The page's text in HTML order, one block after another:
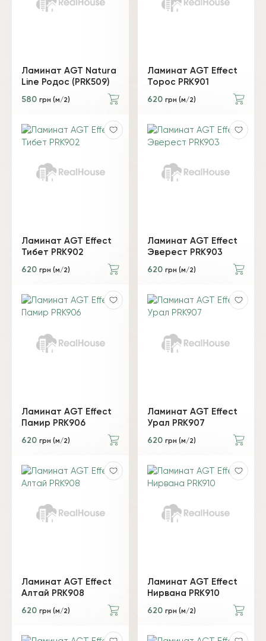
Ламинат AGT Natura
Line Родос (PRK509)
580 грн (м/2)
Ламинат AGT Effect
Торос PRK901
620 грн (м/2)
Ламинат AGT Effect
Тибет PRK902
620 грн (м/2)
Ламинат AGT Effect
Эверест PRK903
620 грн (м/2)
Ламинат AGT Effect
Памир PRK906
620 грн (м/2)
Ламинат AGT Effect
Урал PRK907
620 грн (м/2)
Ламинат AGT Effect
Алтай PRK908
620 грн (м/2)
Ламинат AGT Effect
Нирвана PRK910
620 грн (м/2)